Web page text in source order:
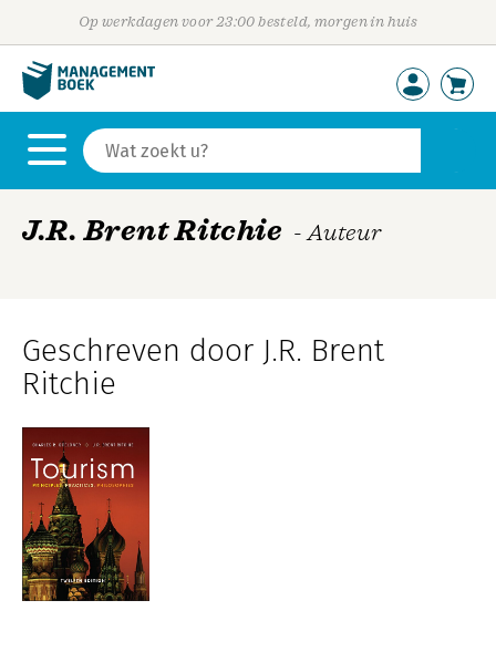
Op werkdagen voor 23:00 besteld, morgen in huis
J.R. Brent Ritchie - Auteur
Geschreven door J.R. Brent
Ritchie